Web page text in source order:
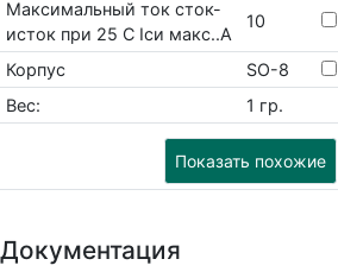
Максимальный ток сток-
исток при 25 С Iси макс..А
10
Корпус
SO-8
Вес:
1 гр.
Показать похожие
Документация